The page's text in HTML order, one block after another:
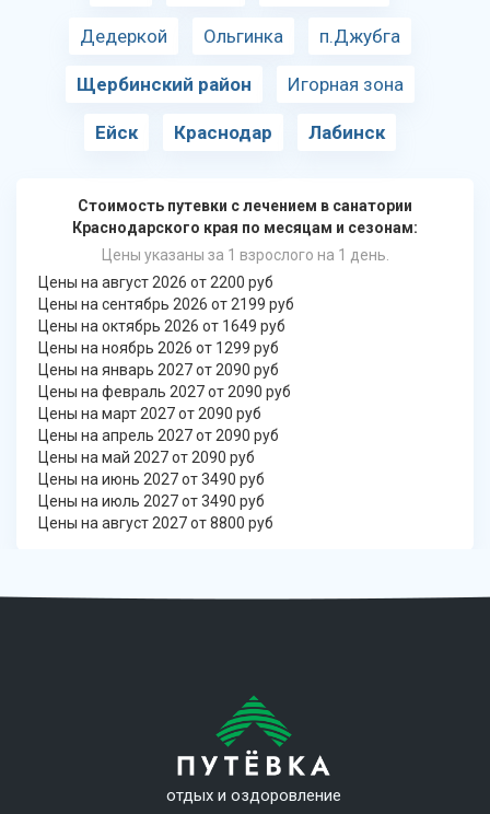
Дедеркой Ольгинка п.Джубга
Щербинский район Игорная зона
Ейск Краснодар Лабинск
Стоимость путевки с лечением в санатории
Краснодарского края по месяцам и сезонам:
Цены указаны за 1 взрослого на 1 день.
Цены на август 2026 от 2200 руб
Цены на сентябрь 2026 от 2199 руб
Цены на октябрь 2026 от 1649 руб
Цены на ноябрь 2026 от 1299 руб
Цены на январь 2027 от 2090 руб
Цены на февраль 2027 от 2090 руб
Цены на март 2027 от 2090 руб
Цены на апрель 2027 от 2090 руб
Цены на май 2027 от 2090 руб
Цены на июнь 2027 от 3490 руб
Цены на июль 2027 от 3490 руб
Цены на август 2027 от 8800 руб
отдых и оздоровление